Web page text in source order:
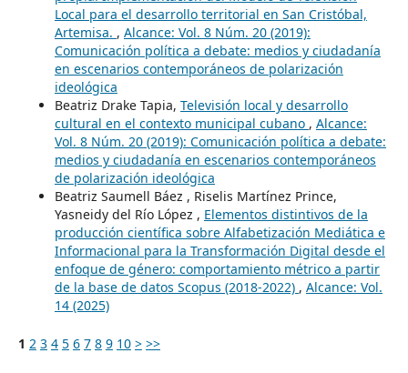
Local para el desarrollo territorial en San Cristóbal,
Artemisa. , Alcance: Vol. 8 Núm. 20 (2019):
Comunicación política a debate: medios y ciudadanía
en escenarios contemporáneos de polarización
ideológica
Beatriz Drake Tapia, Televisión local y desarrollo
cultural en el contexto municipal cubano , Alcance:
Vol. 8 Núm. 20 (2019): Comunicación política a debate:
medios y ciudadanía en escenarios contemporáneos
de polarización ideológica
Beatriz Saumell Báez , Riselis Martínez Prince,
Yasneidy del Río López , Elementos distintivos de la
producción científica sobre Alfabetización Mediática e
Informacional para la Transformación Digital desde el
enfoque de género: comportamiento métrico a partir
de la base de datos Scopus (2018-2022) , Alcance: Vol.
14 (2025)
1 2 3 4 5 6 7 8 9 10 > >>